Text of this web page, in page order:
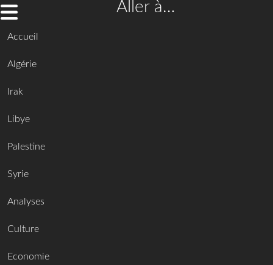
Aller à…
Accueil
Algérie
Irak
Libye
Palestine
Syrie
Analyses
Culture
Economie